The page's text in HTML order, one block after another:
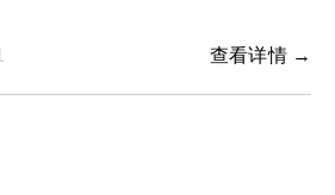
查看详情 →